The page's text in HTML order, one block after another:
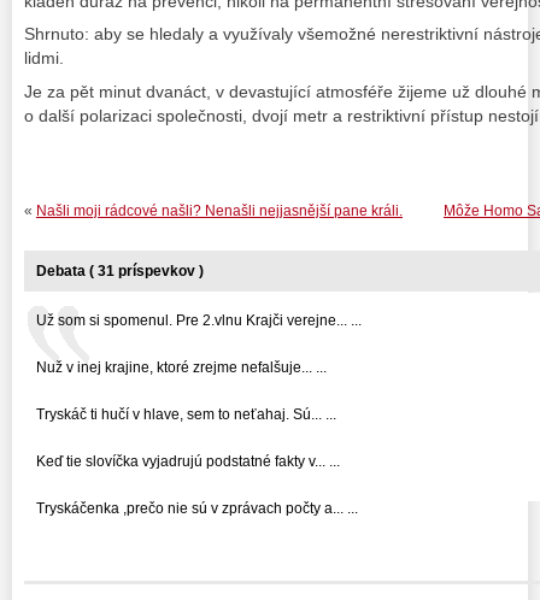
Shrnuto: aby se hledaly a využívaly všemožné nerestriktivní
lidmi.
Je za pět minut dvanáct, v devastující atmosféře žijeme už dlouhé
o další polarizaci společnosti, dvojí metr a restriktivní přístup
Môže Homo
« Našli moji rádcové našli? Nenašli nejjasnější pane králi.
Debata ( 31 príspevkov )
Už som si spomenul. Pre 2.vlnu Krajči verejne... ...
Nuž v inej krajine, ktoré zrejme nefalšuje... ...
Tryskáč ti hučí v hlave, sem to neťahaj. Sú... ...
Keď tie slovíčka vyjadrujú podstatné fakty v... ...
Tryskáčenka ,prečo nie sú v zprávach počty a... ...